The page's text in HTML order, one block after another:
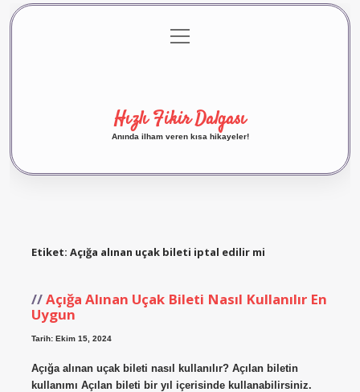
Gizlilik Politikası
menüyü
aç
Hızlı Fikir Dalgası
Anında ilham veren kısa hikayeler!
Etiket: Açığa alınan uçak bileti iptal edilir mi
Açığa Alınan Uçak Bileti Nasıl Kullanılır En
Uygun
Tarih: Ekim 15, 2024
Açığa alınan uçak bileti nasıl kullanılır? Açılan biletin
kullanımı Açılan bileti bir yıl içerisinde kullanabilirsiniz.